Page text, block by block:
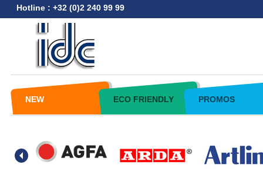
Hotline : +32 (0)2 240 99 99
NEW ECO FRIENDLY PROMOS